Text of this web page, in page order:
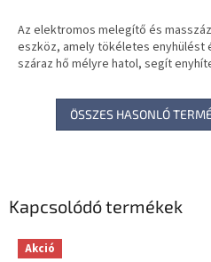
Kapcsolódó termékek
Akció
Az elektromos melegítő és
eszköz, amely tökéletes enyhülést
száraz hő mélyre hatol, segít
ÖSSZES HASONLÓ